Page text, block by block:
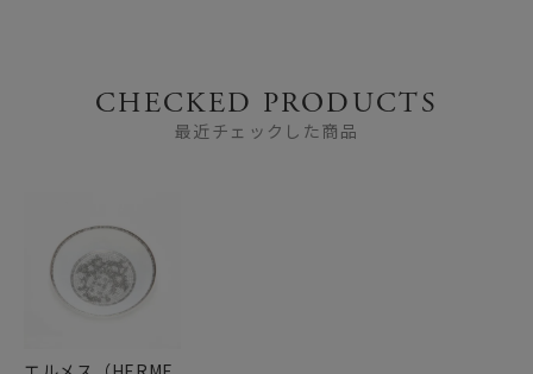
CHECKED PRODUCTS
最近チェックした商品